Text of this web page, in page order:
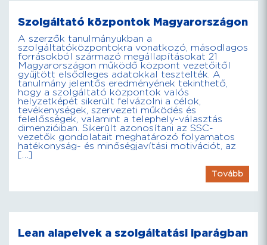
Szolgáltató központok Magyarországon
A szerzők tanulmányukban a
szolgáltatóközpontokra vonatkozó, másodlagos
forrásokból származó megállapításokat 21
Magyarországon működő központ vezetőitől
gyűjtött elsődleges adatokkal tesztelték. A
tanulmány jelentős eredményének tekinthető,
hogy a szolgáltató központok valós
helyzetképét sikerült felvázolni a célok,
tevékenységek, szervezeti működés és
felelősségek, valamint a telephely-választás
dimenzióiban. Sikerült azonosítani az SSC-
vezetők gondolatait meghatározó folyamatos
hatékonyság- és minőségjavítási motivációt, az
[…]
Tovább
Lean alapelvek a szolgáltatási iparágban